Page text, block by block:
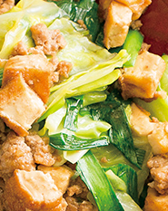
ひとさじの
農家生ま
おきらくだ
3日分ごはん
主菜
サラダ・あえもの
常備菜・作りおき
おつまみ
コトコト
Kinari
yumyumいっしょごはん
ぷれーんぺいじ